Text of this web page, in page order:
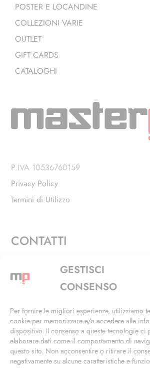
GESTISCI
CONSENSO
Per fornire le migliori esperienze, utilizziamo
cookie per memorizzare e/o accedere alle
dispositivo. Il consenso a queste tecnologie ci
elaborare dati come il comportamento di
questo sito. Non acconsentire o ritirare il
negativamente su alcune caratteristiche e
POSTER E LOCANDINE
COLLEZIONI VARIE
OUTLET
GIFT CARDS
CATALOGHI
P.IVA 10536760159
Privacy Policy
Termini di Utilizzo
CONTATTI
Via Alfieri, 27 - Trezzano Sul
+39 02 4846 3155
info@masterphil.it